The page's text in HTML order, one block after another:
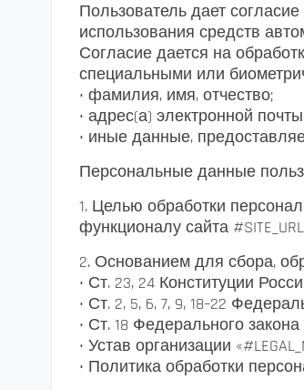
Пользователь дает
использования средств
Согласие дается на
специальными или
• фамилия, имя, отчество;
• адрес(а) электронной
• иные данные,
Персональные данные
1. Целью обработки
функционалу сайта
2. Основанием для сбора,
• Ст. 23, 24 Конституции
• Ст. 2, 5, 6, 7, 9, 18–22
• Ст. 18 Федерального
• Устав организации
• Политика обработки